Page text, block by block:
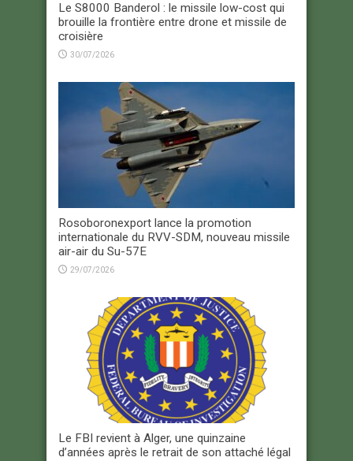
Le S8000 Banderol : le missile low-cost qui
brouille la frontière entre drone et missile de
croisière
30/07/2026
Rosoboronexport lance la promotion
internationale du RVV-SDM, nouveau missile
air-air du Su-57E
29/07/2026
Le FBI revient à Alger, une quinzaine
d’années après le retrait de son attaché légal